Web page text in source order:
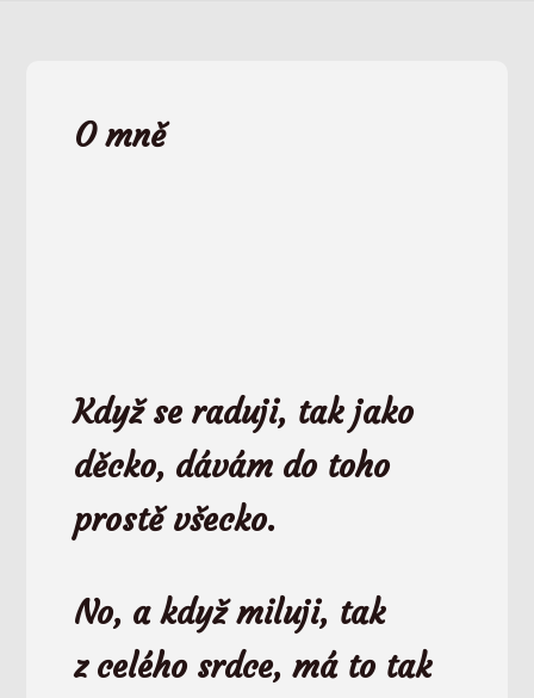
O mně
Když se raduji, tak jako
děcko, dávám do toho
prostě všecko.
No, a když miluji, tak
z celého srdce,má to tak